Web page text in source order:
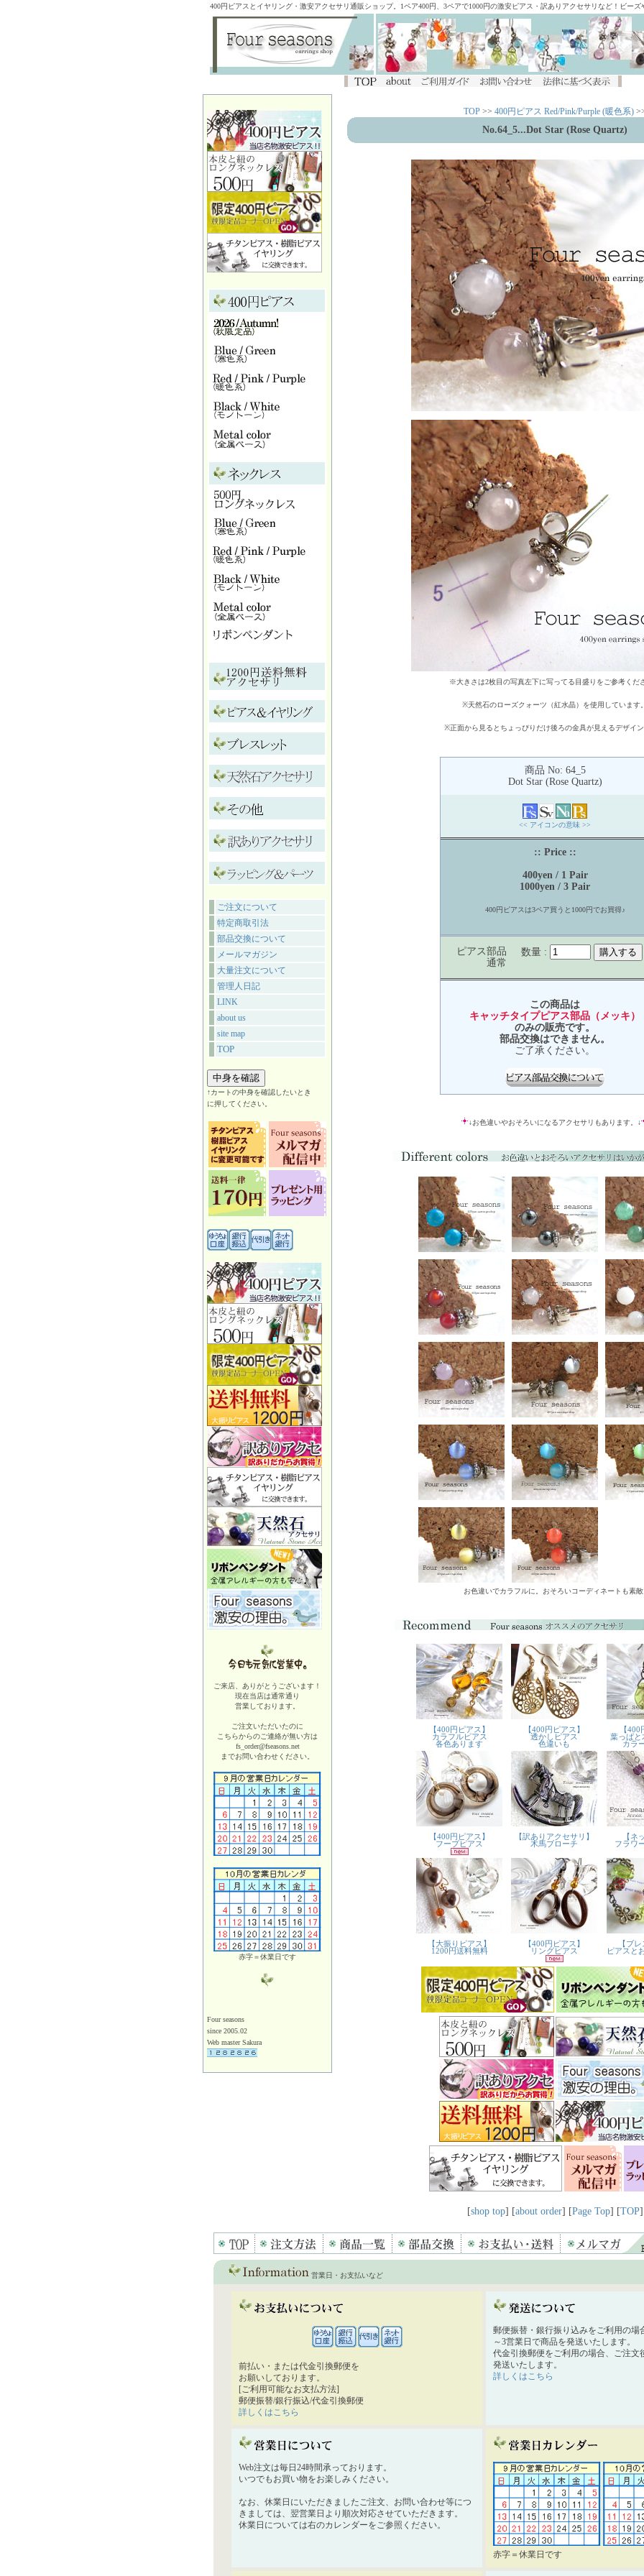
400円ピアスとイヤリング・激安アクセサリ通販ショップ。1ペア400円、3ペアで1000円の激安ピアス・訳ありアクセサリなど！ビー
ご注文について
特定商取引法
部品交換について
メールマガジン
大量注文について
管理人日記
LINK
about us
site map
TOP
↑カートの中身を確認したいとき
に押してください。
ご来店、ありがとうございます！
現在当店は通常通り
営業しております。
ご注文いただいたのに
こちらからのご連絡が無い方は
fs_order@fseasons.net
までお問い合わせください。
赤字＝休業日です
Four seasons
since 2005.02
Web master Sakura
TOP >> 400円ピアス Red/Pink/Purple (暖色系)
No.64_5...Dot Star (Rose Quartz)
※大きさは2枚目の写真左下に写ってる目盛りをご参考くだ
※天然石のローズクォーツ（紅水晶）を使用しています
※正面から見るとちょっぴりだけ後ろの金具が見えるデザイ
商品 No: 64_5
Dot Star (Rose Quartz)
<< アイコンの意味 >>
:: Price ::
400yen / 1 Pair
1000yen / 3 Pair
400円ピアスは3ペア買うと1000円でお買得♪
ピアス部品
通常
数量 :
この商品は
キャッチタイプピアス部品（メッキ）
のみの販売です。
部品交換はできません。
ご了承ください。
↓お色違いやおそろいになるアクセサリもあります。↓
お色違いでカラフルに。おそろいコーディネートも素敵
[shop top] [about order] [Page Top] [TOP]
営業日・お支払いなど
前払い・または代金引換郵便を
お願いしております。
[ご利用可能なお支払方法]
郵便振替/銀行振込/代金引換郵便
詳しくはこちら
郵便振替・銀行振り込みをご利用の場
～3営業日で商品を発送いたします。
代金引換郵便をご利用の場合、ご注文
発送いたします。
詳しくはこちら
Web注文は毎日24時間承っております。
いつでもお買い物をお楽しみください。
なお、休業日にいただきましたご注文、お問い合わせ等につ
きましては、翌営業日より順次対応させていただきます。
休業日については右のカレンダーをご参照ください。
赤字＝休業日です